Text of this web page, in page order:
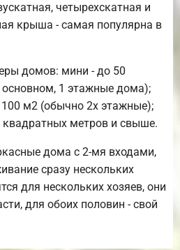
четырехскатная и
крыша - самая популярна в
домов: мини - до 50
1 этажные дома);
м2 (обычно 2х этажные);
метров и свыше.
дома с 2-мя входами,
сразу нескольких
для нескольких хозяев, они
для обоих половин - свой